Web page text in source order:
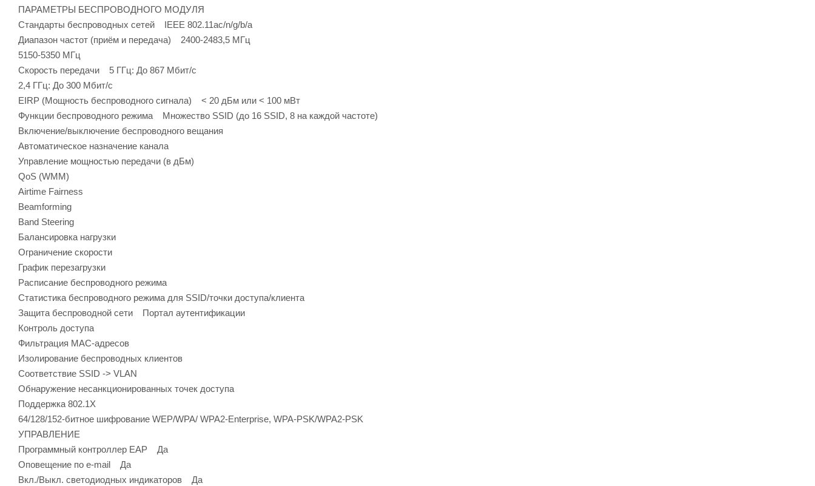
ПАРАМЕТРЫ БЕСПРОВОДНОГО МОДУЛЯ
Стандарты беспроводных сетей IEEE 802.11ac/n/g/b/a
Диапазон частот (приём и передача) 2400-2483,5 МГц
5150-5350 МГц
Скороcть передачи 5 ГГц: До 867 Мбит/с
2,4 ГГц: До 300 Мбит/с
EIRP (Мощность беспроводного сигнала) < 20 дБм или < 100 мВт
Функции беспроводного режима Множество SSID (до 16 SSID, 8 на каждой частоте)
Включение/выключение беспроводного вещания
Автоматическое назначение канала
Управление мощностью передачи (в дБм)
QoS (WMM)
Airtime Fairness
Beamforming
Band Steering
Балансировка нагрузки
Ограничение скорости
График перезагрузки
Расписание беспроводного режима
Статистика беспроводного режима для SSID/точки доступа/клиента
Защита беспроводной сети Портал аутентификации
Контроль доступа
Фильтрация MAC-адресов
Изолирование беспроводных клиентов
Соответствие SSID -> VLAN
Обнаружение несанкционированных точек доступа
Поддержка 802.1X
64/128/152-битное шифрование WEP/WPA/ WPA2-Enterprise, WPA-PSK/WPA2-PSK
УПРАВЛЕНИЕ
Программный контроллер EAP Да
Оповещение по e-mail Да
Вкл./Выкл. светодиодных индикаторов Да